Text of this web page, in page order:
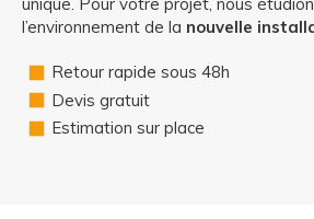
l’environnement de la nouvelle
Retour rapide sous 48h
Devis gratuit
Estimation sur place